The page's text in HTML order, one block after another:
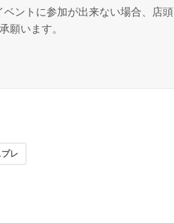
ベントに参加が出来ない場合、
願います。
プレ